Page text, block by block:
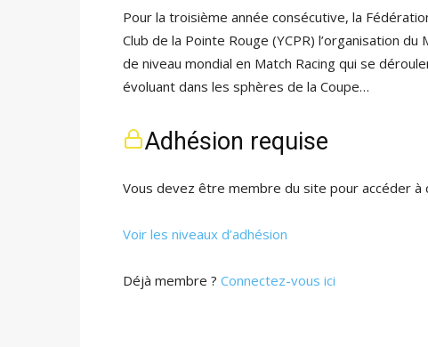
Pour la troisième année consécutive, la
Club de la Pointe Rouge (YCPR) l’organisation
de niveau mondial en Match Racing qui se
évoluant dans les sphères de la Coupe…
Adhésion requise
Vous devez être membre du site pour accéder à
Voir les niveaux d’adhésion
Déjà membre ? Connectez-vous ici